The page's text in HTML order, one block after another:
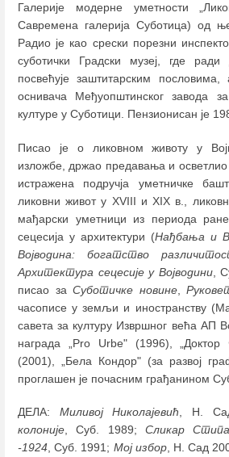
Галерије модерне уметности
Савремена галерија Суботица) од
Радио је као срески порезни
суботички Градски музеј, где
посвећује заштитарским
оснивача Међуопштинског завода
културе у Суботици. Пензионисан je
Писао је о ликовном животу у
изложбе, држао предавања и
истражена подручја уметничке
ликовни живот у XVIII и XIX в.,
мађарски уметници из периода
сецесија у архитектури (Нађбања и
Војводина: богатство
Архитектура сецесије у Војводини,
писао за Суботичке новине,
часописе у земљи и иностранству
савета за културу Извршног већа АП
награда „Pro Urbe" (1996), „Доктор
(2001), „Бела Кондор" (за развој
проглашен је почасним грађанином
ДЕЛА: Миливој Николајевић , Н.
колоније , Суб. 1989; Сликар
-1924 , Суб. 1991; Мој избор, Н. Сaд